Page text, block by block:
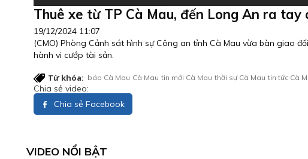
Thuê xe từ TP Cà Mau, đến Long An ra tay
19/12/2024 11:07
(CMO) Phòng Cảnh sát hình sự Công an tỉnh Cà Mau vừa bàn giao
hành vi cướp tài sản.
Từ khóa: báo Cà Mau Cà Mau tin mới Cà Mau thời sự Cà Mau tin tức Cà
Chia sẻ video:
Chia sẻ Facebook
VIDEO NỔI BẬT